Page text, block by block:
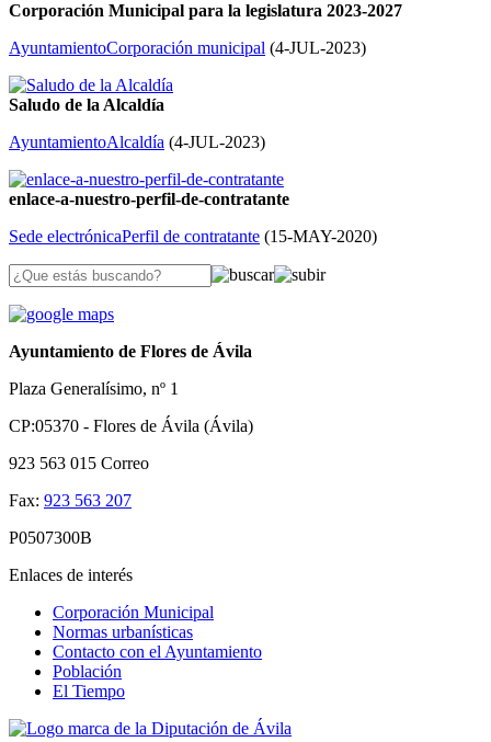
Corporación Municipal para la legislatura 2023-2027
AyuntamientoCorporación municipal (4-JUL-2023)
Saludo de la Alcaldía
AyuntamientoAlcaldía (4-JUL-2023)
enlace-a-nuestro-perfil-de-contratante
Sede electrónicaPerfil de contratante (15-MAY-2020)
Ayuntamiento de Flores de Ávila
Plaza Generalísimo, nº 1
CP:05370 - Flores de Ávila (Ávila)
923 563 015 Correo
Fax: 923 563 207
P0507300B
Enlaces de interés
Corporación Municipal
Normas urbanísticas
Contacto con el Ayuntamiento
Población
El Tiempo